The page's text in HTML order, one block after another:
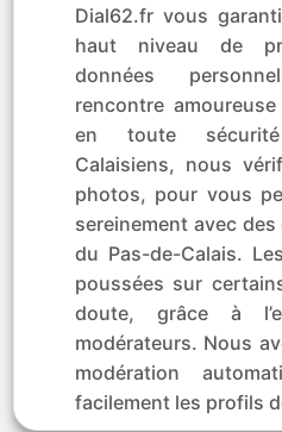
Dial62.fr vous
haut niveau de
données
rencontre
en toute
Calaisiens, nous
photos, pour vous
sereinement avec
du Pas-de-Calais.
poussées sur
doute, grâce à
modérateurs. Nous
modération
facilement les profils